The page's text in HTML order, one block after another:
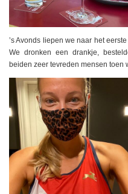
’s Avonds liepen we naar het
We dronken een drankje,
beiden zeer tevreden mensen toen